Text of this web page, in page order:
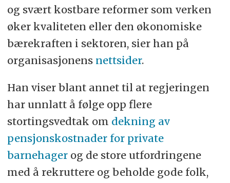
og svært kostbare reformer som verken
øker kvaliteten eller den økonomiske
bærekraften i sektoren, sier han på
organisasjonens nettsider.
Han viser blant annet til at regjeringen
har unnlatt å følge opp flere
stortingsvedtak om dekning av
pensjonskostnader for private
barnehagerog de store utfordringene
med å rekruttere og beholde gode folk,